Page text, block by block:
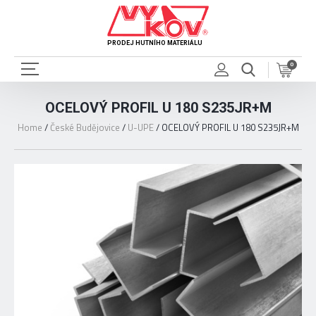
PRODEJ HUTNÍHO MATERIÁLU
0
OCELOVÝ PROFIL U 180 S235JR+M
Home / České Budějovice / U-UPE/ OCELOVÝ PROFIL U 180 S235JR+M